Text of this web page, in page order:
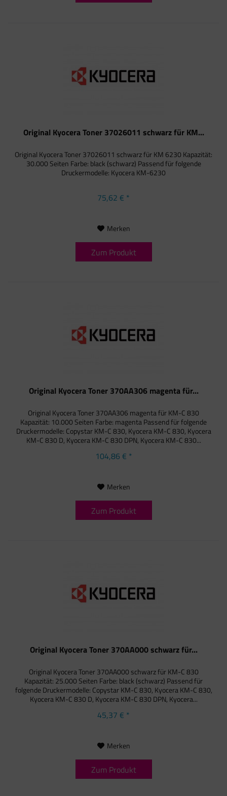
Original Kyocera Toner 37026011 schwarz für KM...
Original Kyocera Toner 37026011 schwarz für KM 6230 Kapazität:
30.000 Seiten Farbe: black (schwarz) Passend für folgende
Druckermodelle: Kyocera KM-6230
75,62 € *
Merken
Zum Produkt
Original Kyocera Toner 370AA306 magenta für...
Original Kyocera Toner 370AA306 magenta für KM-C 830
Kapazität: 10.000 Seiten Farbe: magenta Passend für folgende
Druckermodelle: Copystar KM-C 830, Kyocera KM-C 830, Kyocera
KM-C 830 D, Kyocera KM-C 830 DPN, Kyocera KM-C 830...
104,86 € *
Merken
Zum Produkt
Original Kyocera Toner 370AA000 schwarz für...
Original Kyocera Toner 370AA000 schwarz für KM-C 830
Kapazität: 25.000 Seiten Farbe: black (schwarz) Passend für
folgende Druckermodelle: Copystar KM-C 830, Kyocera KM-C 830,
Kyocera KM-C 830 D, Kyocera KM-C 830 DPN, Kyocera...
45,37 € *
Merken
Zum Produkt